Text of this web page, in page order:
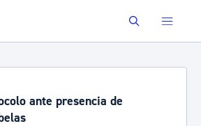
Buscar
ante presencia de